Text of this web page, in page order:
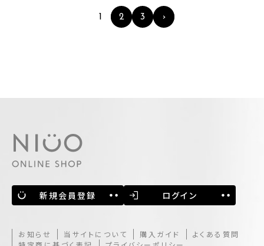
1 2 3 ›
新規会員登録 ログイン
お知らせ 当サイトについて 購入ガイド
よくある質問